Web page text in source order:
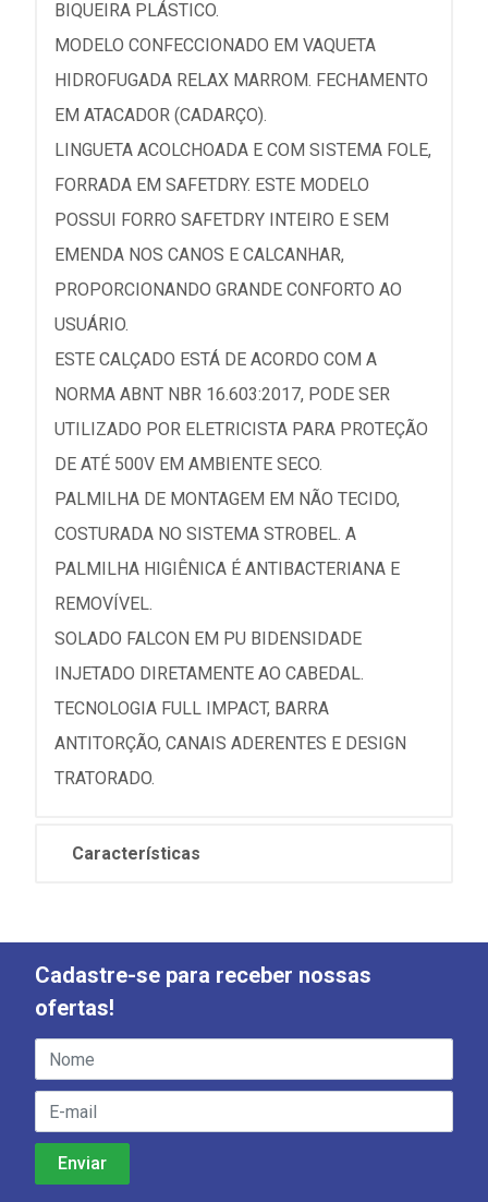
BIQUEIRA PLÁSTICO.
MODELO CONFECCIONADO EM VAQUETA
HIDROFUGADA RELAX MARROM. FECHAMENTO
EM ATACADOR (CADARÇO).
LINGUETA ACOLCHOADA E COM SISTEMA FOLE,
FORRADA EM SAFETDRY. ESTE MODELO
POSSUI FORRO SAFETDRY INTEIRO E SEM
EMENDA NOS CANOS E CALCANHAR,
PROPORCIONANDO GRANDE CONFORTO AO
USUÁRIO.
ESTE CALÇADO ESTÁ DE ACORDO COM A
NORMA ABNT NBR 16.603:2017, PODE SER
UTILIZADO POR ELETRICISTA PARA PROTEÇÃO
DE ATÉ 500V EM AMBIENTE SECO.
PALMILHA DE MONTAGEM EM NÃO TECIDO,
COSTURADA NO SISTEMA STROBEL. A
PALMILHA HIGIÊNICA É ANTIBACTERIANA E
REMOVÍVEL.
SOLADO FALCON EM PU BIDENSIDADE
INJETADO DIRETAMENTE AO CABEDAL.
TECNOLOGIA FULL IMPACT, BARRA
ANTITORÇÃO, CANAIS ADERENTES E DESIGN
TRATORADO.
Características
Cadastre-se para receber nossas
ofertas!